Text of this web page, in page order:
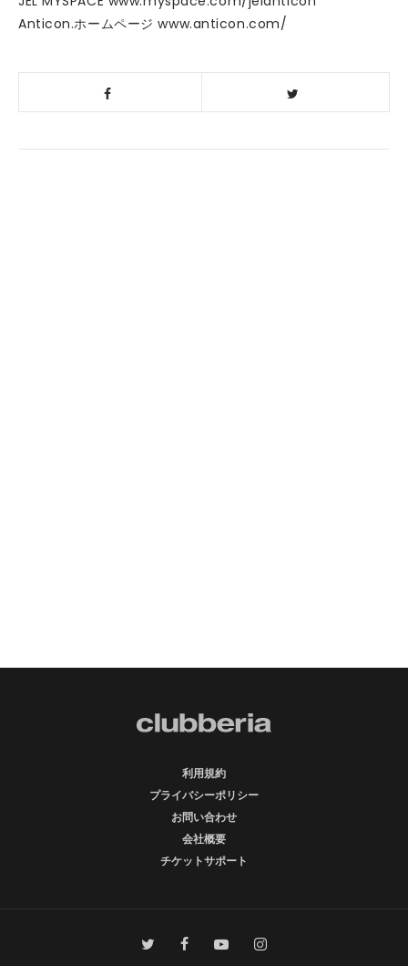
Anticon.ホームページ www.anticon.com/
利用規約
プライバシーポリシー
お問い合わせ
会社概要
チケットサポート